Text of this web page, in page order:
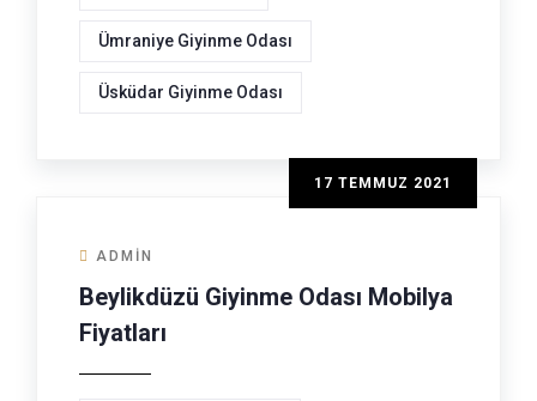
Ümraniye Giyinme Odası
Üsküdar Giyinme Odası
17 TEMMUZ 2021
ADMIN
Beylikdüzü Giyinme Odası Mobilya
Fiyatları